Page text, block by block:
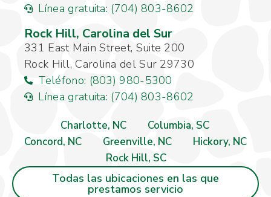
Línea gratuita: (704) 803-8602
Rock Hill, Carolina del Sur
331 East Main Street, Suite 200
Rock Hill, Carolina del Sur 29730
Teléfono: (803) 980-5300
Línea gratuita: (704) 803-8602
Charlotte, NC
Columbia, SC
Concord, NC
Greenville, NC
Hickory, NC
Rock Hill, SC
Todas las ubicaciones en las que
prestamos servicio